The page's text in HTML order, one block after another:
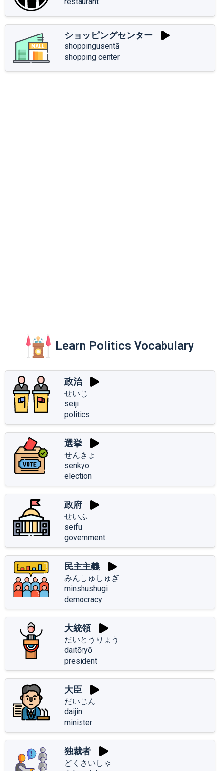
ショッピングセンター
shoppingusentā
shopping center
Learn Politics Vocabulary
政治
せいじ
seiji
politics
選挙
せんきょ
senkyo
election
政府
せいふ
seifu
government
民主主義
みんしゅしゅぎ
minshushugi
democracy
大統領
だいとうりょう
daitōryō
president
大臣
だいじん
daijin
minister
独裁者
どくさいしゃ